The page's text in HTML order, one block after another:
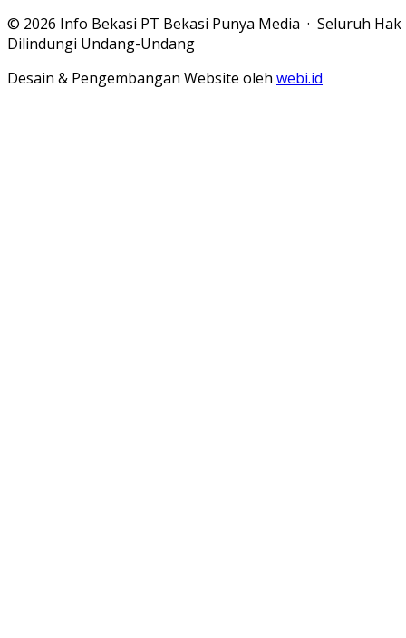
© 2026 Info Bekasi PT Bekasi Punya Media · Seluruh Hak
Dilindungi Undang-Undang
Desain & Pengembangan Website oleh webi.id